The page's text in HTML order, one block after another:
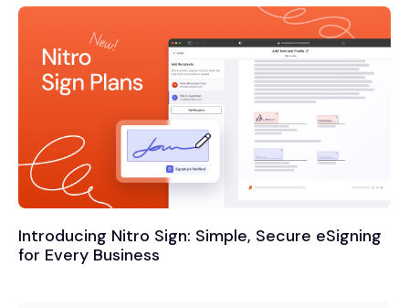
Introducing Nitro Sign: Simple, Secure eSigning
for Every Business